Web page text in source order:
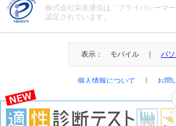
株式会社栄美通信は「プライバシーマ
認定されています。
表示： モバイル ｜ パ
個人情報について お問
＠Eibi Tsushin All Right